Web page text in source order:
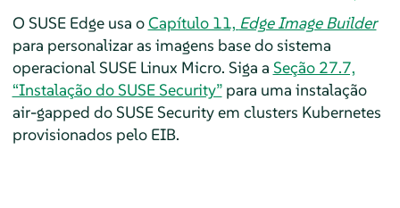
O SUSE Edge usa oCapítulo 11, Edge Image Builder
para personalizar as imagens base do sistema
operacional SUSE Linux Micro. Siga a Seção 27.7,
“Instalação do SUSE Security”para uma instalação
air-gapped do SUSE Security em clusters Kubernetes
provisionados pelo EIB.